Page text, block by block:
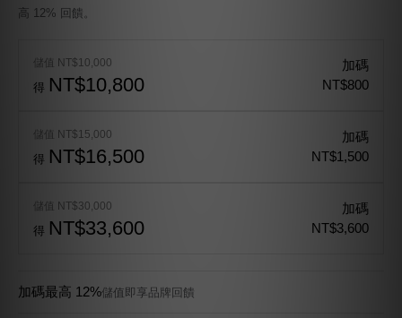
高 12% 回饋。
儲值 NT$10,000
得 NT$10,800
加碼
NT$800
儲值 NT$15,000
得 NT$16,500
加碼
NT$1,500
儲值 NT$30,000
得 NT$33,600
加碼
NT$3,600
加碼最高 12%儲值即享品牌回饋